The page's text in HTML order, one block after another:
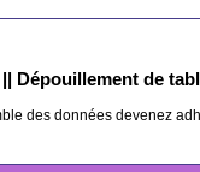
|| Dépouillement de
des données devenez